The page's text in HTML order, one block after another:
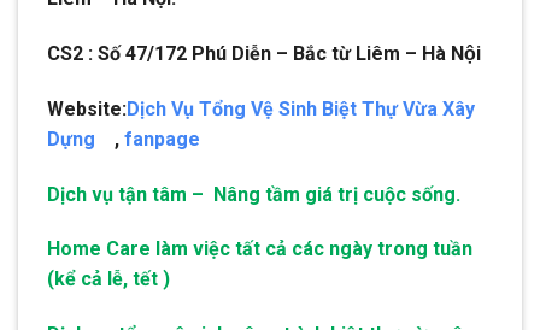
CS2 : Số 47/172 Phú Diễn – Bắc từ Liêm – Hà Nội
Website:Dịch Vụ Tổng Vệ Sinh Biệt Thự Vừa Xây
Dựng
, fanpage
Dịch vụ tận tâm – Nâng tầm giá trị cuộc sống.
Home Care làm việc tất cả các ngày trong tuần
(kể cả lễ, tết )